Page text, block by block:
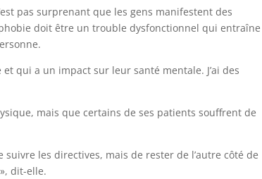
pas surprenant que les gens manifestent des
doit être un trouble dysfonctionnel qui entraîne
qui a un impact sur leur santé mentale. J’ai des
mais que certains de ses patients souffrent de
les directives, mais de rester de l’autre côté de
dit-elle.